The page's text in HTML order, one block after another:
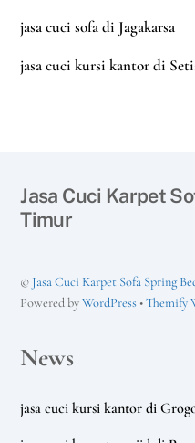
jasa cuci sofa di Jagakarsa
jasa cuci kursi kantor di
Jasa Cuci Karpet
Timur
© Jasa Cuci Karpet Sofa Spring
Powered byWordPress •Themify
News
jasa cuci kursi kantor di